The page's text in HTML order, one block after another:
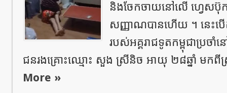
និងចែកចាយនៅលើ ហ្វេសប៊ុ
សញ្ញាណបានហើយ ។ នេះបើ
របស់អគ្គរាជទូតកម្ពុជាប្រចាំ
ជនរងគ្រោះឈ្មោះ សួង ស្រីនិច អាយុ ២៨ឆ្នាំ មកពី
More »